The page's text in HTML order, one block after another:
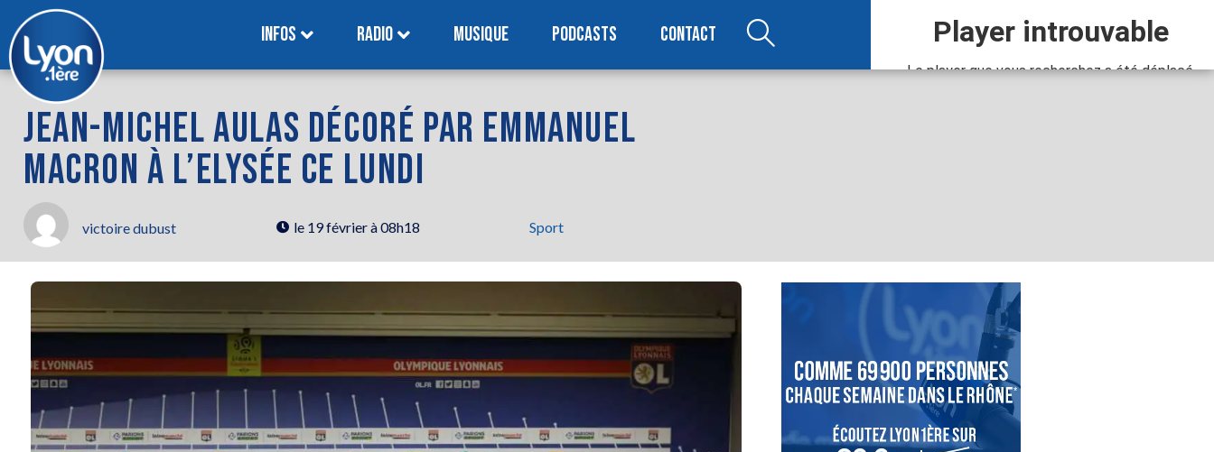
INFOS RADIO MUSIQUE PODCASTS CONTACT
JEAN-MICHEL AULAS DÉCORÉ PAR EMMANUEL
MACRON À L’ELYSÉE CE LUNDI
victoire dubust le 19 février à 08h18 Sport